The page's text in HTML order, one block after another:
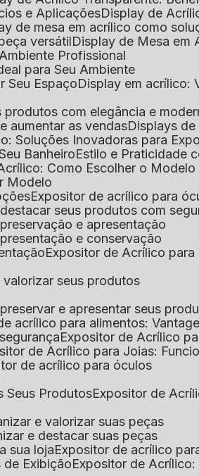
e Aplicações
Display de
de mesa em acrílico como
versátil
Display de Mesa
Profissional
para Seu Ambiente
Seu Espaço
Display em
produtos com elegância e
aumentar as vendas
Displays
Soluções Inovadoras para
Banheiro
Estilo e Praticidade
Como Escolher o
Modelo
Expositor de acrílico para
seus produtos com
e apresentação
e conservação
Expositor de Acrílico
valorizar seus produtos
e apresentar seus
acrílico para alimentos:
Expositor de Acrílico
de Acrílico para Joias:
de acrílico para óculos
Seus Produtos Expositor de
e valorizar suas peças
e destacar suas peças
sua loja Expositor de acrílico
de Exibição Expositor de